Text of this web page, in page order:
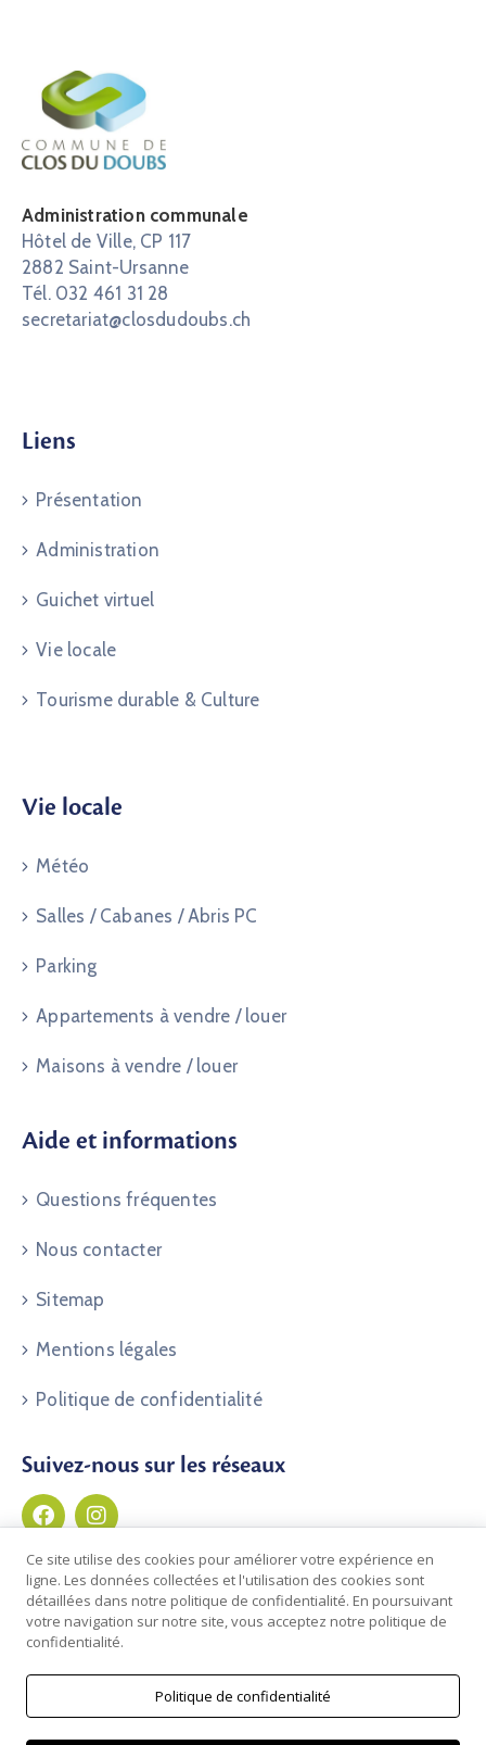
Administration communale
Hôtel de Ville, CP 117
2882 Saint-Ursanne
Tél. 032 461 31 28
secretariat@closdudoubs.ch
Liens
Présentation
Administration
Guichet virtuel
Vie locale
Tourisme durable & Culture
Vie locale
Météo
Salles / Cabanes / Abris PC
Parking
Appartements à vendre / louer
Maisons à vendre / louer
Aide et informations
Questions fréquentes
Nous contacter
Sitemap
Mentions légales
Politique de confidentialité
Suivez-nous sur les réseaux
© 2026 Commune de Clos du Doubs | Développé par
Novadev Sàrl
Ce site utilise des cookies pour améliorer votre expérience en
ligne. Les données collectées et l'utilisation des cookies sont
détaillées dans notre politique de confidentialité. En poursuivant
votre navigation sur notre site, vous acceptez notre politique de
confidentialité.
Politique de confidentialité